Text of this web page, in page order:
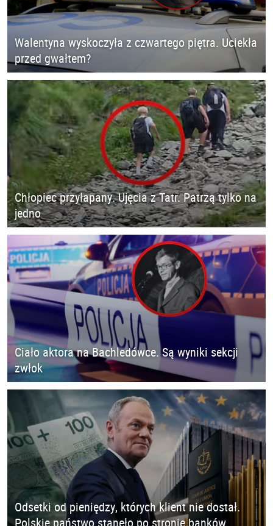
Walentyna wyskoczyła z czwartego piętra. Uciekła
przed gwałtem?
Chłopiec przyłapany. Ujęcia z Tatr. Patrzą tylko na
jedno
Ciało aktora na Bachledówce. Są wyniki sekcji
zwłok
Odsetki od pieniędzy, których klient nie dostał.